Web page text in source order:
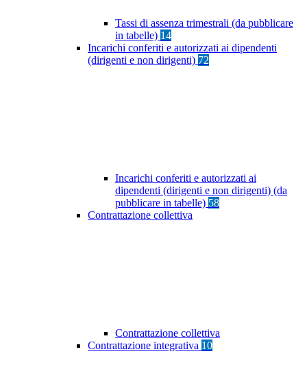
Tassi di assenza trimestrali (da pubblicare
in tabelle) 14
Incarichi conferiti e autorizzati ai dipendenti
(dirigenti e non dirigenti) 72
Incarichi conferiti e autorizzati ai
dipendenti (dirigenti e non dirigenti) (da
pubblicare in tabelle) 58
Contrattazione collettiva
Contrattazione collettiva
Contrattazione integrativa 10